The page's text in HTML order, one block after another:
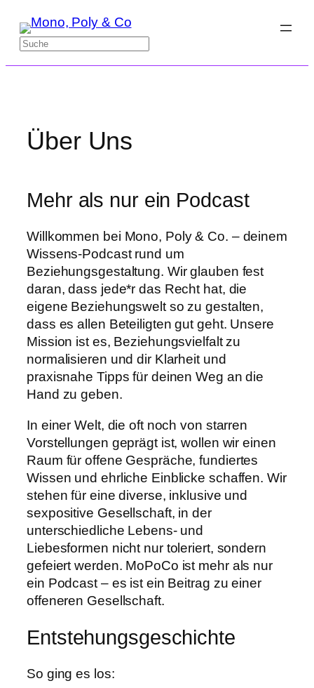
Inhalt
springen
Suchen
Über Uns
Mehr als nur ein Podcast
Willkommen bei Mono, Poly & Co. – deinem
Wissens-Podcast rund um
Beziehungsgestaltung. Wir glauben fest
daran, dass jede*r das Recht hat, die
eigene Beziehungswelt so zu gestalten,
dass es allen Beteiligten gut geht. Unsere
Mission ist es, Beziehungsvielfalt zu
normalisieren und dir Klarheit und
praxisnahe Tipps für deinen Weg an die
Hand zu geben.
In einer Welt, die oft noch von starren
Vorstellungen geprägt ist, wollen wir einen
Raum für offene Gespräche, fundiertes
Wissen und ehrliche Einblicke schaffen. Wir
stehen für eine diverse, inklusive und
sexpositive Gesellschaft, in der
unterschiedliche Lebens- und
Liebesformen nicht nur toleriert, sondern
gefeiert werden. MoPoCo ist mehr als nur
ein Podcast – es ist ein Beitrag zu einer
offeneren Gesellschaft.
Entstehungsgeschichte
So ging es los: